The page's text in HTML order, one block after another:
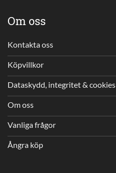
Om oss
Kontakta oss
Köpvillkor
Dataskydd, integritet & cookies
Om oss
Vanliga frågor
Ångra köp